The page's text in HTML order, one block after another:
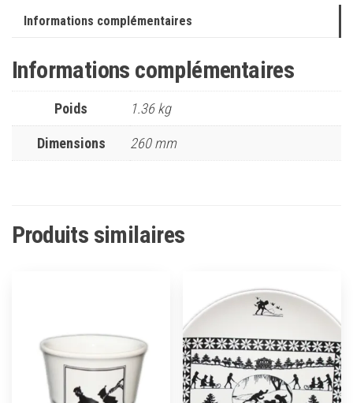
Informations complémentaires
Informations complémentaires
Poids 1.36 kg
Dimensions 260 mm
Produits similaires